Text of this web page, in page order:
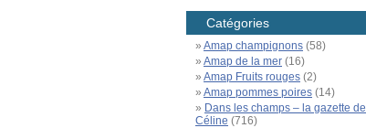
Catégories
Amap champignons (58)
Amap de la mer (16)
Amap Fruits rouges (2)
Amap pommes poires (14)
Dans les champs – la gazette de
Céline (716)